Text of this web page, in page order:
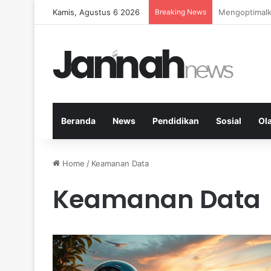
Kamis, Agustus 6 2026 Breaking News Kardio
Beranda News Pendidikan Sosial
Home / Keamanan Data
Keamanan Data